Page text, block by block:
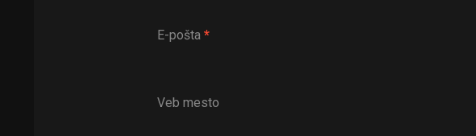
E-pošta *
Veb mesto